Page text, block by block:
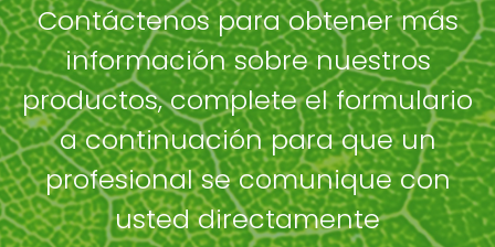
Contáctenos para obtener más
información sobre nuestros
productos, complete el formulario
a continuación para que un
profesional se comunique con
usted directamente